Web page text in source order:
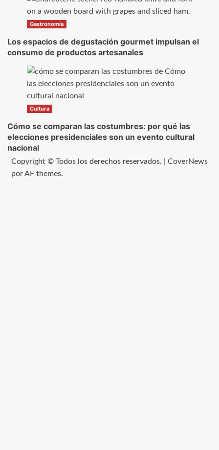
Gastronomía
Los espacios de degustación gourmet impulsan el
consumo de productos artesanales
Cultura
Cómo se comparan las costumbres: por qué las
elecciones presidenciales son un evento cultural
nacional
Copyright © Todos los derechos reservados.
CoverNews
por AF themes.